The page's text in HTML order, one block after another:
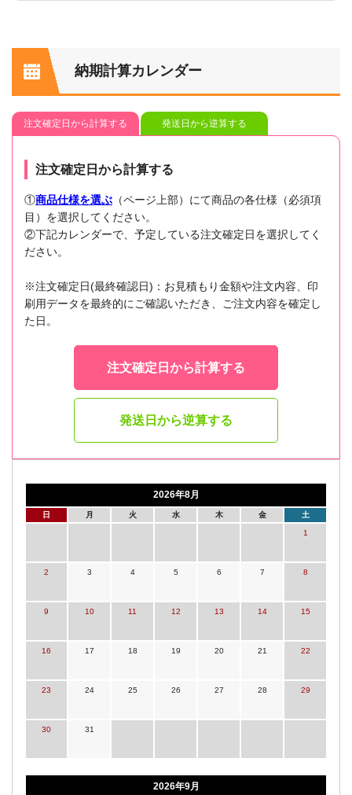
納期計算カレンダー
注文確定日から計算する 発送日から逆算する
注文確定日から計算する
①商品仕様を選ぶ （ページ上部）にて商品の各仕様（必須項
目）を選択してください。
②下記カレンダーで、予定している注文確定日を選択してく
ださい。
※注文確定日(最終確認日)：お見積もり金額や注文内容、印
刷用データを最終的にご確認いただき、ご注文内容を確定し
た日。
注文確定日から計算する
発送日から逆算する
2026年8月
日 月 火 水 木 金 土
1
2 3 4 5 6 7 8
9 10 11 12 13 14 15
16 17 18 19 20 21 22
23 24 25 26 27 28 29
30 31
2026年9月